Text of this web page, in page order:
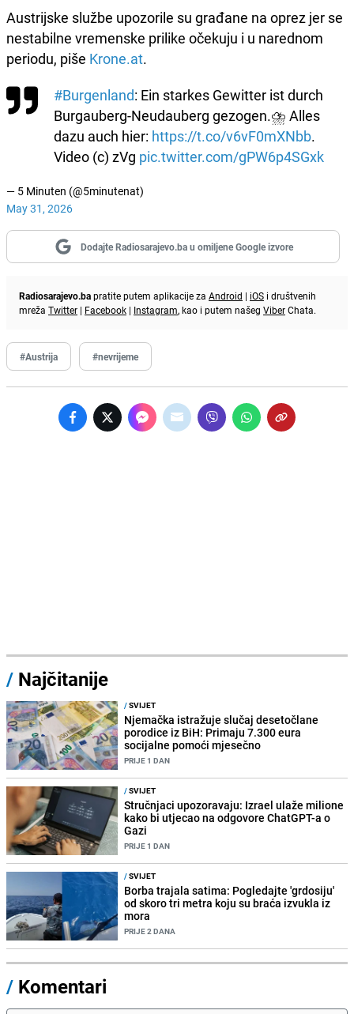
Austrijske službe upozorile su građane na oprez jer se
nestabilne vremenske prilike očekuju i u narednom
periodu, piše Krone.at.
#Burgenland: Ein starkes Gewitter ist durch
Burgauberg-Neudauberg gezogen.⛈️ Alles
dazu auch hier: https://t.co/v6vF0mXNbb.
Video (c) zVg pic.twitter.com/gPW6p4SGxk
— 5 Minuten (@5minutenat)
May 31, 2026
Dodajte Radiosarajevo.ba u omiljene Google izvore
Radiosarajevo.bapratite putem aplikacije za Android | iOS i društvenih
mreža Twitter | Facebook | Instagram, kao i putem našeg ViberChata.
#Austrija #nevrijeme
/ Najčitanije
/SVIJET
Njemačka istražuje slučaj desetočlane
porodice iz BiH: Primaju 7.300 eura
socijalne pomoći mjesečno
PRIJE 1 DAN
/SVIJET
Stručnjaci upozoravaju: Izrael ulaže milione
kako bi utjecao na odgovore ChatGPT-a o
Gazi
PRIJE 1 DAN
/SVIJET
Borba trajala satima: Pogledajte 'grdosiju'
od skoro tri metra koju su braća izvukla iz
mora
PRIJE 2 DANA
/ Komentari